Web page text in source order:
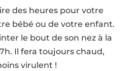
des heures pour votre
bébé ou de votre enfant.
le bout de son nez à la
Il fera toujours chaud,
virulent !